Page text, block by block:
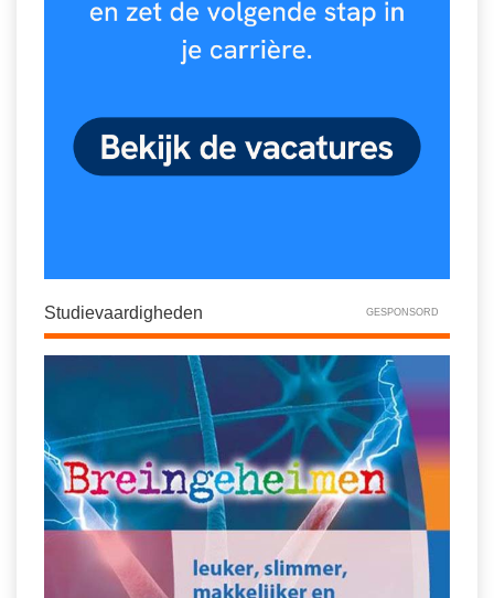
Spelletjes
Tweede Wereldoorlog
Studieschuld & Hypotheek
Middelbare school niveaus
Docentenplein nieuwsbrief
Huiswerkbegeleiding
Huiswerkbegeleider worden
Studievaardigheden GESPONSORD